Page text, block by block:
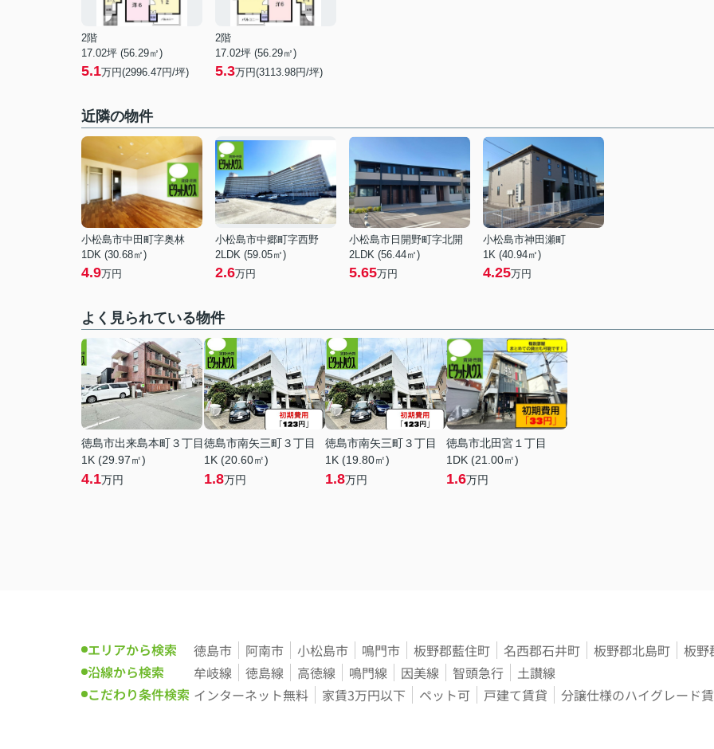
2階
17.02坪 (56.29㎡)
5.1万円(2996.47円/坪)
2階
17.02坪 (56.29㎡)
5.3万円(3113.98円/坪)
近隣の物件
小松島市中田町字奥林
1DK (30.68㎡)
4.9万円
小松島市中郷町字西野
2LDK (59.05㎡)
2.6万円
小松島市日開野町字北開
2LDK (56.44㎡)
5.65万円
小松島市神田瀬町
1K (40.94㎡)
4.25万円
よく見られている物件
徳島市出来島本町３丁目
1K (29.97㎡)
4.1万円
徳島市南矢三町３丁目
1K (20.60㎡)
1.8万円
徳島市南矢三町３丁目
1K (19.80㎡)
1.8万円
徳島市北田宮１丁目
1DK (21.00㎡)
1.6万円
エリアから検索 徳島市 阿南市 小松島市 鳴門市 板野郡藍住町 名西郡石井町 板野郡北島町 板野
沿線から検索
牟岐線 徳島線 高徳線 鳴門線 因美線 智頭急行
土讃線
こだわり条件検索 インターネット無料 家賃3万円以下 ペット可 戸建て賃貸 分譲仕様のハイグレード